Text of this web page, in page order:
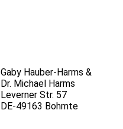
Gaby Hauber-Harms &
Dr. Michael Harms
Leverner Str. 57
DE-49163 Bohmte